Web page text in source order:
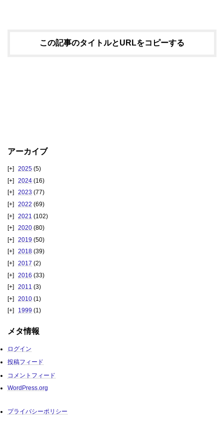
この記事のタイトルとURLをコピーする
アーカイブ
2025 (5)
2024 (16)
2023 (77)
2022 (69)
2021 (102)
2020 (80)
2019 (50)
2018 (39)
2017 (2)
2016 (33)
2011 (3)
2010 (1)
1999 (1)
メタ情報
ログイン
投稿フィード
コメントフィード
WordPress.org
プライバシーポリシー